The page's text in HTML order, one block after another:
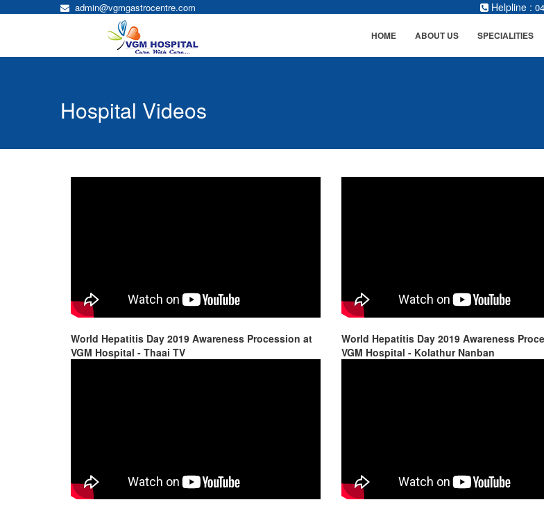
admin@vgmgastrocentre.com Helpline :
HOME ABOUT US SPECIALITIES
Hospital Videos
World Hepatitis Day 2019 Awareness Procession at
VGM Hospital - Thaai TV
World Hepatitis Day 2019 Awareness
VGM Hospital - Kolathur Nanban